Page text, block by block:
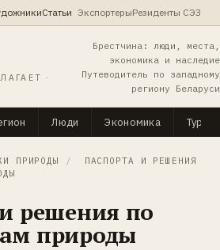
Статьи ЭкспортерыРезиденты СЭЗ
·
Брестчина: люди, места,
экономика и наследие
Путеводитель по западному
региону Беларуси
Люди Экономика
ПРИРОДЫ /
ПАСПОРТА И РЕШЕНИЯ
решения по
природы